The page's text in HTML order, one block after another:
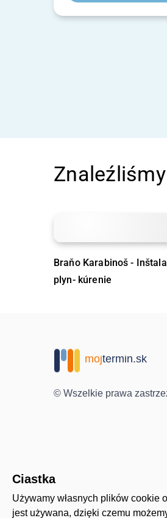
Braňo Karabinoš -
plyn- kúrenie
mojtermin.sk
© Wszelkie prawa
Ciastka
Używamy własnych plików cookie
jest używana, dzięki czemu